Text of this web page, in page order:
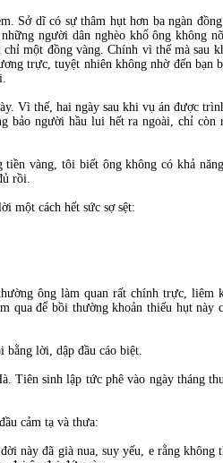
Sở dĩ có sự thâm hụt hơn ba ngàn
người dân nghèo khổ ông không
một đồng vàng. Chính vì thế mà sau
trực, tuyệt nhiên không nhờ đến bạn
Vì thế, hai ngày sau khi vụ án được
bảo người hầu lui hết ra ngoài, chỉ
tiền vàng, tôi biết ông không có khả
rồi.
một cách hết sức sợ sệt:
ông làm quan rất chính trực, liêm
để bồi thường khoản thiếu hụt này
lời, dập đầu cáo biệt.
Tiên sinh lập tức phê vào ngày tháng
cảm tạ và thưa:
này đã già nua, suy yếu, e rằng không